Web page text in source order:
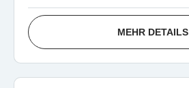
MEHR DETAILS